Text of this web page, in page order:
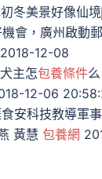
冬美景好像仙境
會，廣州啟動
12-08
主怎包養條件么
12-06
安科技教導軍
黃慧 包養網